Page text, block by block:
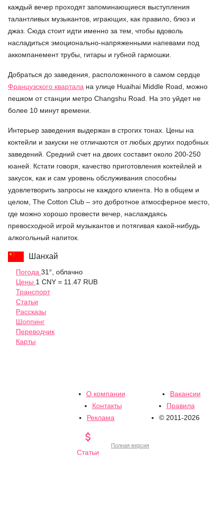
каждый вечер проходят запоминающиеся выступления
талантливых музыкантов, играющих, как правило, блюз и
джаз. Сюда стоит идти именно за тем, чтобы вдоволь
насладиться эмоционально-напряженными напевами под
аккомпанемент трубы, гитары и губной гармошки.
Добраться до заведения, расположенного в самом сердце
Французского квартала на улице Huaihai Middle Road, можно
пешком от станции метро Сhangshu Road. На это уйдет не
более 10 минут времени.
Интерьер заведения выдержан в строгих тонах. Цены на
коктейли и закуски не отличаются от любых других подобных
заведений. Средний счет на двоих составит около 200-250
юаней. Кстати говоря, качество приготовления коктейлей и
закусок, как и сам уровень обслуживания способны
удовлетворить запросы не каждого клиента. Но в общем и
целом, The Cotton Club – это добротное атмосферное место,
где можно хорошо провести вечер, наслаждаясь
превосходной игрой музыкантов и потягивая какой-нибудь
алкогольный напиток.
Шанхай
Погода 31°, облачно
Цены 1 CNY = 11.47 RUB
Транспорт
Статьи
Рассказы
Шоппинг
Переводчик
Карты
О компании
Вакансии
Контакты
Правила
Реклама
© 2011-2026

Статьи
Полная версия